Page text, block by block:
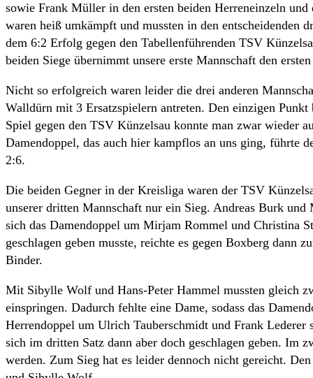
sowie Frank Müller in den ersten beiden Herreneinzeln
waren heiß umkämpft und mussten in den entscheidenden
dem 6:2 Erfolg gegen den Tabellenführenden TSV
beiden Siege übernimmt unsere erste Mannschaft den
Nicht so erfolgreich waren leider die drei anderen
Walldürn mit 3 Ersatzspielern antreten. Den einzigen
Spiel gegen den TSV Künzelsau konnte man zwar wieder
Damendoppel, das auch hier kampflos an uns ging, führte
2:6.
Die beiden Gegner in der Kreisliga waren der TSV
unserer dritten Mannschaft nur ein Sieg. Andreas Burk
sich das Damendoppel um Mirjam Rommel und Christina
geschlagen geben musste, reichte es gegen Boxberg dann
Binder.
Mit Sibylle Wolf und Hans-Peter Hammel mussten gleich
einspringen. Dadurch fehlte eine Dame, sodass das
Herrendoppel um Ulrich Tauberschmidt und Frank
sich im dritten Satz dann aber doch geschlagen geben. Im
werden. Zum Sieg hat es leider dennoch nicht gereicht.